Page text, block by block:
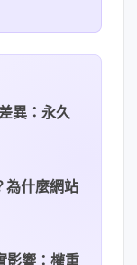
異：永久
為什麼網站
影響：權重